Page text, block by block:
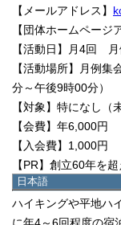
日本語
日本語
English
【メールアドレス】
【団体ホームページ
【活動日】月4回
【活動場所】月例
分～午後9時00分）
【対象】特になし（
【会費】年6,000円
【入会費】1,000円
【PR】創立60年を
健康増進をはかるこ
ハイキングや平地ハ